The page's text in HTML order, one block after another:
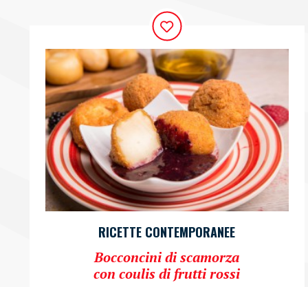
RICETTE CONTEMPORANEE
Bocconcini di scamorza
con coulis di frutti rossi